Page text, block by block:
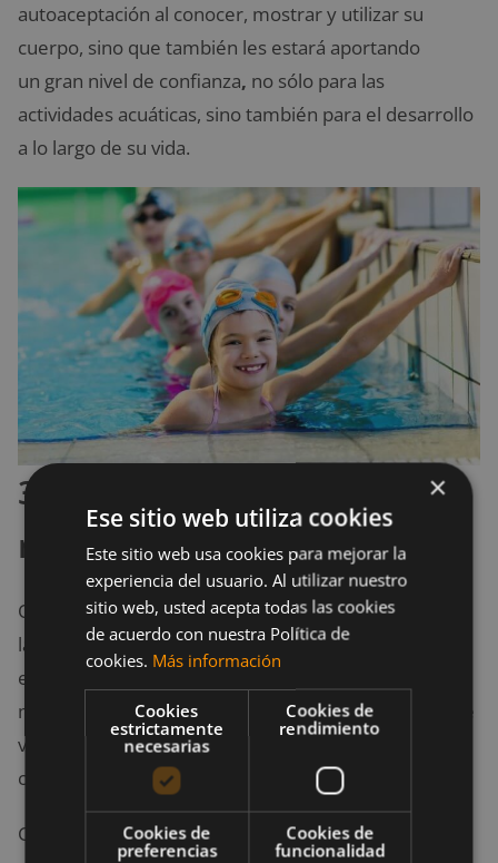
autoaceptación al conocer, mostrar y utilizar su
cuerpo, sino que también les estará aportando
un gran nivel de confianza, no sólo para las
actividades acuáticas, sino también para el desarrollo
a lo largo de su vida.
3. Promueve el desarrollo
muscular
Otro de los beneficios de la natación infantil es
la tonificación muscular, ya que, como es conocido,
en este deporte se trabajan todos los grupos
musculares de nuestro cuerpo, y en los niños esto se
ve reflejado con gran rapidez, ya que están en pleno
crecimiento.
Cada patada y cada brazada se convierten en un
×
Ese sitio web utiliza cookies
Este sitio web usa cookies para mejorar la
experiencia del usuario. Al utilizar nuestro
sitio web, usted acepta todas las cookies
de acuerdo con nuestra Política de
cookies. Más información
Cookies
estrictamente
necesarias
Cookies de
rendimiento
Cookies de
preferencias
Cookies de
funcionalidad